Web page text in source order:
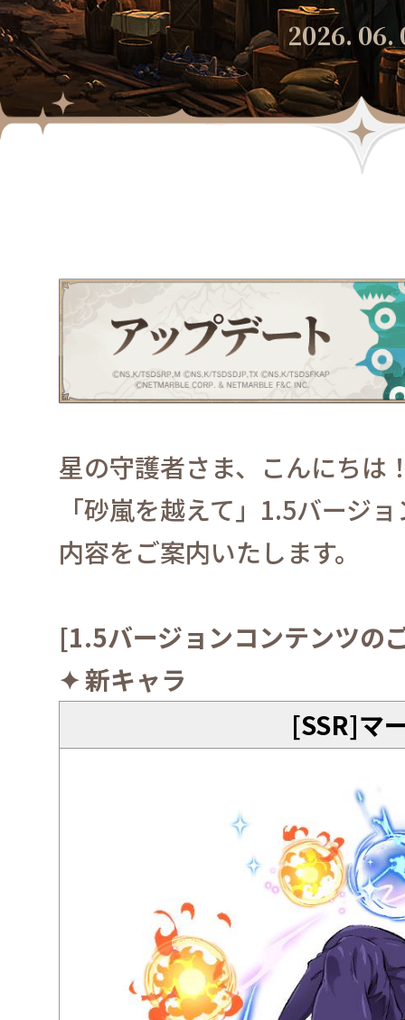
2026. 06.
星の守護者さま、こんにちは
「砂嵐を越えて」 1.5バージ
内容をご案内いたします。
[1.5バージョンコンテンツの
✦新キャラ
[SSR]マ